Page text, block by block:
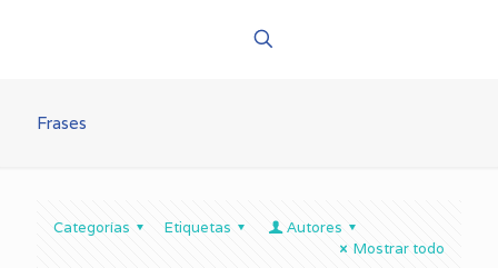
Frases
Categorías Etiquetas
Autores
Mostrar todo